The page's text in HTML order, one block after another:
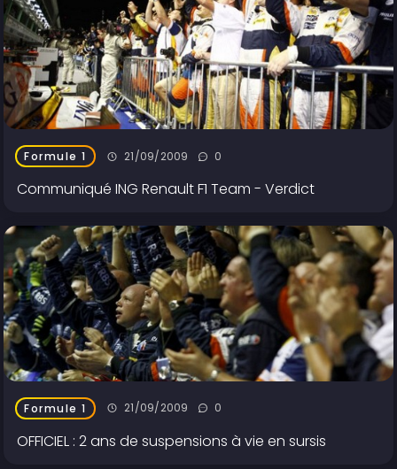
Formule 1 21/09/2009 0
Communiqué ING Renault F1 Team - Verdict
Formule 1 21/09/2009 0
OFFICIEL : 2 ans de suspensions à vie en sursis